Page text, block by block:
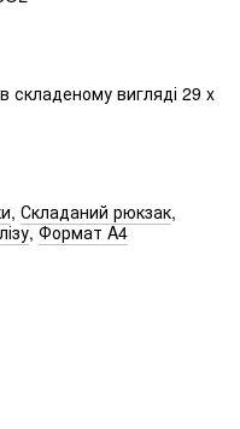
складеному вигляді 29 x
, Складаний рюкзак,
,Формат A4